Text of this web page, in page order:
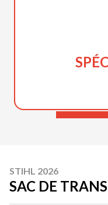
STIHL 2026
SAC DE